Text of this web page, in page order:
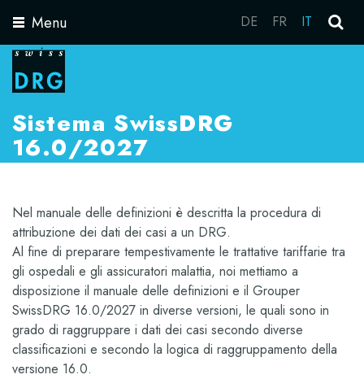
Toggle
navigation
Menu DE FR IT
Sistema SwissDRG
16.0/2027
Nel manuale delle definizioni è descritta la procedura di
attribuzione dei dati dei casi a un DRG.
Al fine di preparare tempestivamente le trattative tariffarie tra
gli ospedali e gli assicuratori malattia, noi mettiamo a
disposizione il manuale delle definizioni e il Grouper
SwissDRG 16.0/2027 in diverse versioni, le quali sono in
grado di raggruppare i dati dei casi secondo diverse
classificazioni e secondo la logica di raggruppamento della
versione 16.0.